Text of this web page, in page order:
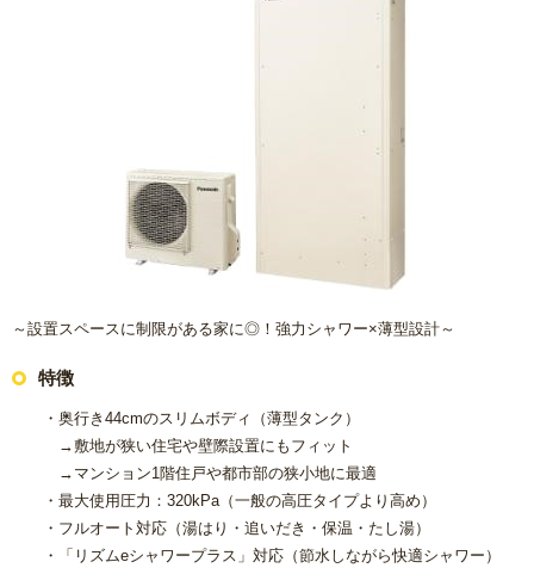
～設置スペースに制限がある家に◎！強力シャワー×薄型設計～
特徴
・奥行き44cmのスリムボディ（薄型タンク）
→敷地が狭い住宅や壁際設置にもフィット
→マンション1階住戸や都市部の狭小地に最適
・最大使用圧力：320kPa（一般の高圧タイプより高め）
・フルオート対応（湯はり・追いだき・保温・たし湯）
・「リズムeシャワープラス」対応（節水しながら快適シャワー）